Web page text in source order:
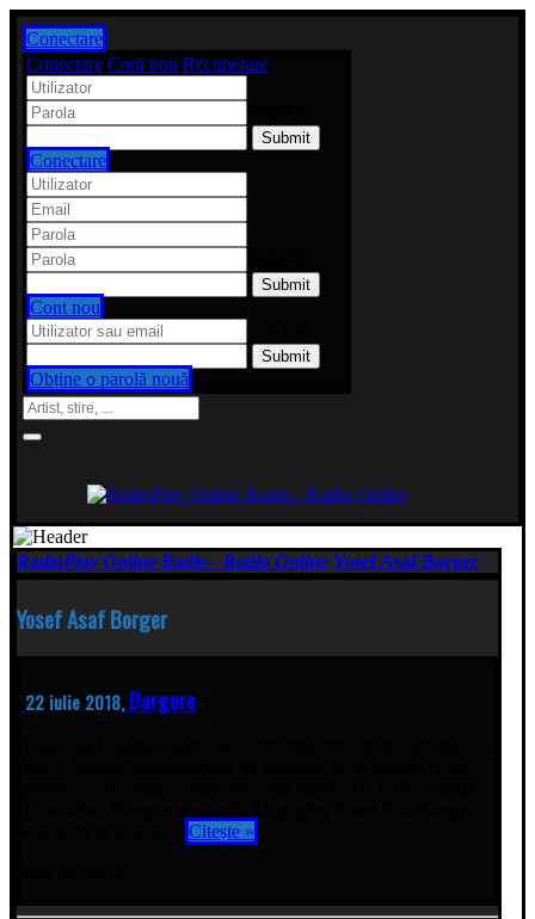
Conectare
Conectare Cont nou Recuperare
Conectare
Cont nou
Obține o parolă nouă
RadioPlay Online Radio - Radio Online Yosef Asaf Borger
Yosef Asaf Borger
22 iulie 2018, Borgore
Citește »